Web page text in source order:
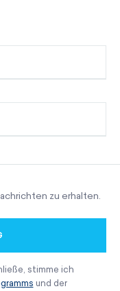
zu erhalten.
stimme ich
und der